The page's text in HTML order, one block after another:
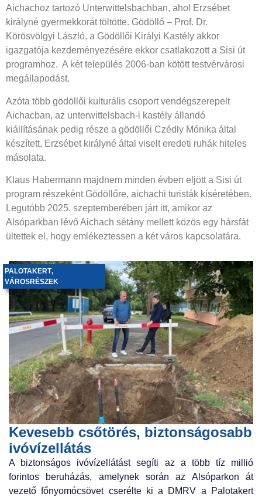
Aichachoz tartozó Unterwittelsbachban, ahol Erzsébet
királyné gyermekkorát töltötte. Gödöllő – Prof. Dr.
Körösvölgyi László, a Gödöllői Királyi Kastély akkor
igazgatója kezdeményezésére ekkor csatlakozott a Sisi út
programhoz. A két település 2006-ban kötött testvérvárosi
megállapodást.
Azóta több gödöllői kulturális csoport vendégszerepelt
Aichacban, az unterwittelsbach-i kastély állandó
kiállításának pedig része a gödöllői Czédly Mónika által
készített, Erzsébet királyné által viselt eredeti ruhák hiteles
másolata.
Klaus Habermann majdnem minden évben eljött a Sisi út
program részeként Gödöllőre, aichachi turisták kíséretében.
Legutóbb 2025. szeptemberében járt itt, amikor az
Alsóparkban lévő Aichach sétány mellett közös egy hársfát
ültettek el, hogy emlékeztessen a két város kapcsolatára.
Kevesebb csőtörés, biztonságosabb
ivóvízellátás
PALOTAKERT,
VÁROSRÉSZEK
A biztonságos ivóvízellátást segíti az a több tíz millió
forintos beruházás, amelynek során az Alsóparkon át
vezető főnyomócsövet cserélte ki a DMRV a Palotakert